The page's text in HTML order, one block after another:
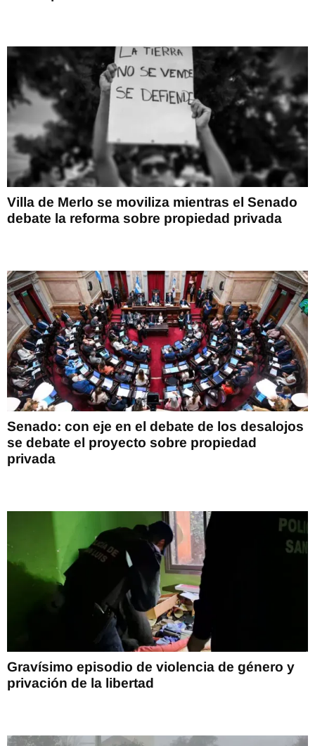
Villa de Merlo se moviliza mientras el Senado
debate la reforma sobre propiedad privada
Senado: con eje en el debate de los desalojos
se debate el proyecto sobre propiedad
privada
Gravísimo episodio de violencia de género y
privación de la libertad